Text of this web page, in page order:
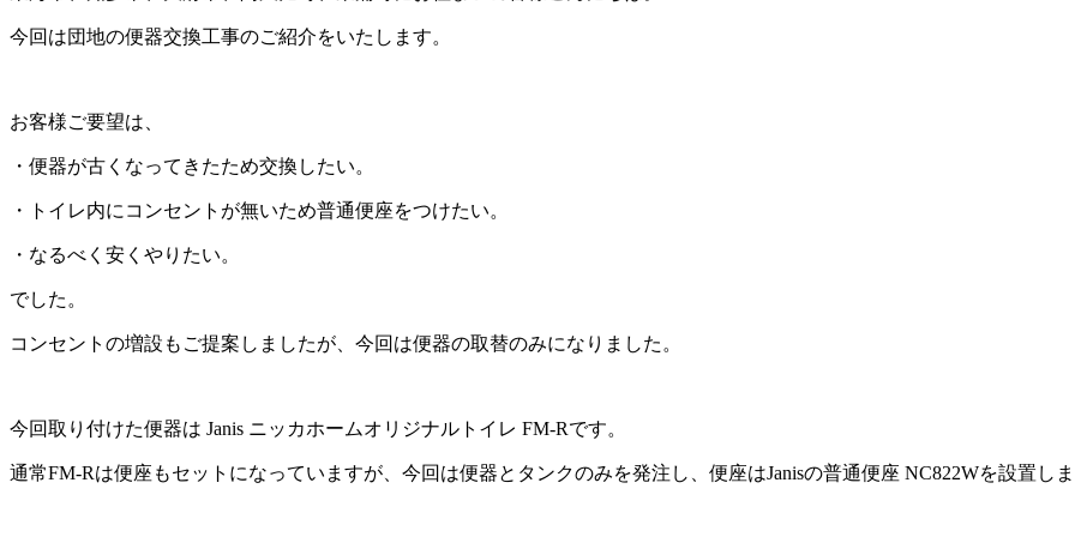
今回は団地の便器交換工事のご紹介をいたします。
お客様ご要望は、
・便器が古くなってきたため交換したい。
・トイレ内にコンセントが無いため普通便座をつけたい。
・なるべく安くやりたい。
でした。
コンセントの増設もご提案しましたが、今回は便器の取替のみになりました。
今回取り付けた便器は Janis ニッカホームオリジナルトイレ FM-Rです。
通常FM-Rは便座もセットになっていますが、今回は便器とタンクのみを発注し、便座はJanisの普通便座 NC822Wを設置し